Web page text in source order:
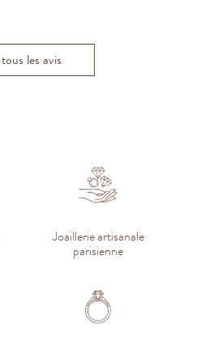
les avis
Joaillerie artisanale
parisienne